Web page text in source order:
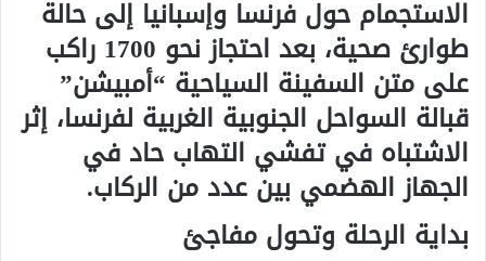
الاستجمام حول فرنسا وإسبانيا إلى حالة
طوارئ صحية، بعد احتجاز نحو 1700 راكب
على متن السفينة السياحية “أمبيشن”
قبالة السواحل الجنوبية الغربية لفرنسا، إثر
الاشتباه في تفشي التهاب حاد في
الجهاز الهضمي بين عدد من الركاب.
بداية الرحلة وتحول مفاجئ